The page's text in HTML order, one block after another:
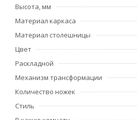
Высота, мм
Материал каркаса
Материал столешницы
Цвет
Раскладной
Механизм трансформации
Количество ножек
Стиль